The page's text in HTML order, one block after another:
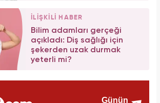
İLİŞKİLİ HABER
Bilim adamları gerçeği
açıkladı: Diş sağlığı için
şekerden uzak durmak
yeterli mi?